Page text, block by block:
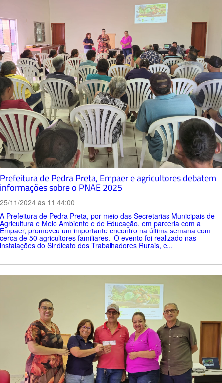
Prefeitura de Pedra Preta, Empaer e agricultores debatem
informações sobre o PNAE 2025
25/11/2024 ás 11:44:00
A Prefeitura de Pedra Preta, por meio das Secretarias Municipais de
Agricultura e Meio Ambiente e de Educação, em parceria com a
Empaer, promoveu um importante encontro na última semana com
cerca de 50 agricultores familiares. O evento foi realizado nas
instalações do Sindicato dos Trabalhadores Rurais, e...